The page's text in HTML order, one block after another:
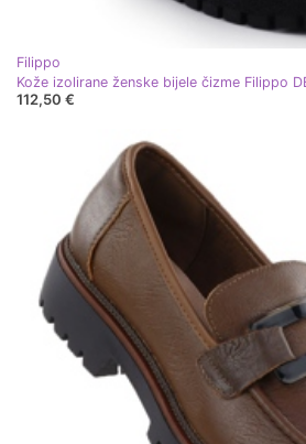
Filippo
Kože izolirane ženske bijele čizme Filippo
112,50 €